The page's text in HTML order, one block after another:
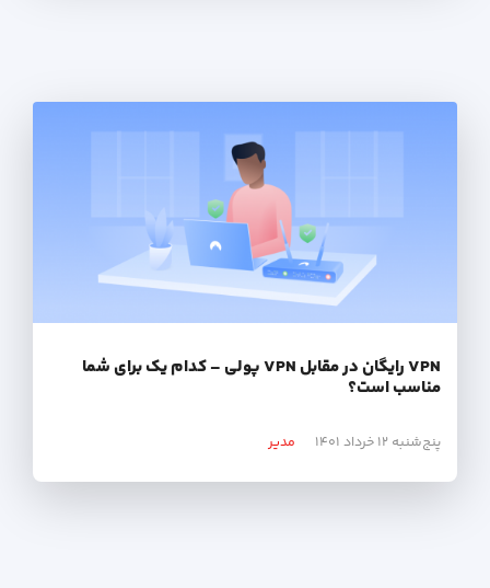
VPN رایگان در مقابل VPN پولی – کدام یک برای شما
مناسب است؟
پنج‌شنبه ۱۲ خرداد ۱۴۰۱ مدیر